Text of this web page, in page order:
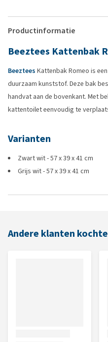
Productinformatie
Beeztees Kattenbak
Beeztees Kattenbak Romeo is
duurzaam kunststof. Deze bak
handvat aan de bovenkant. Met
kattentoilet eenvoudig te
Varianten
Zwart wit - 57 x 39 x 41 cm
Grijs wit - 57 x 39 x 41 cm
Andere klanten